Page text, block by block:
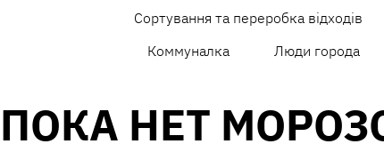
Сортування та переробка відходів
Коммуналка
Люди города
ПОКА НЕТ